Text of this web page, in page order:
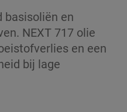
basisoliën en
NEXT 717 olie
en een
bij lage